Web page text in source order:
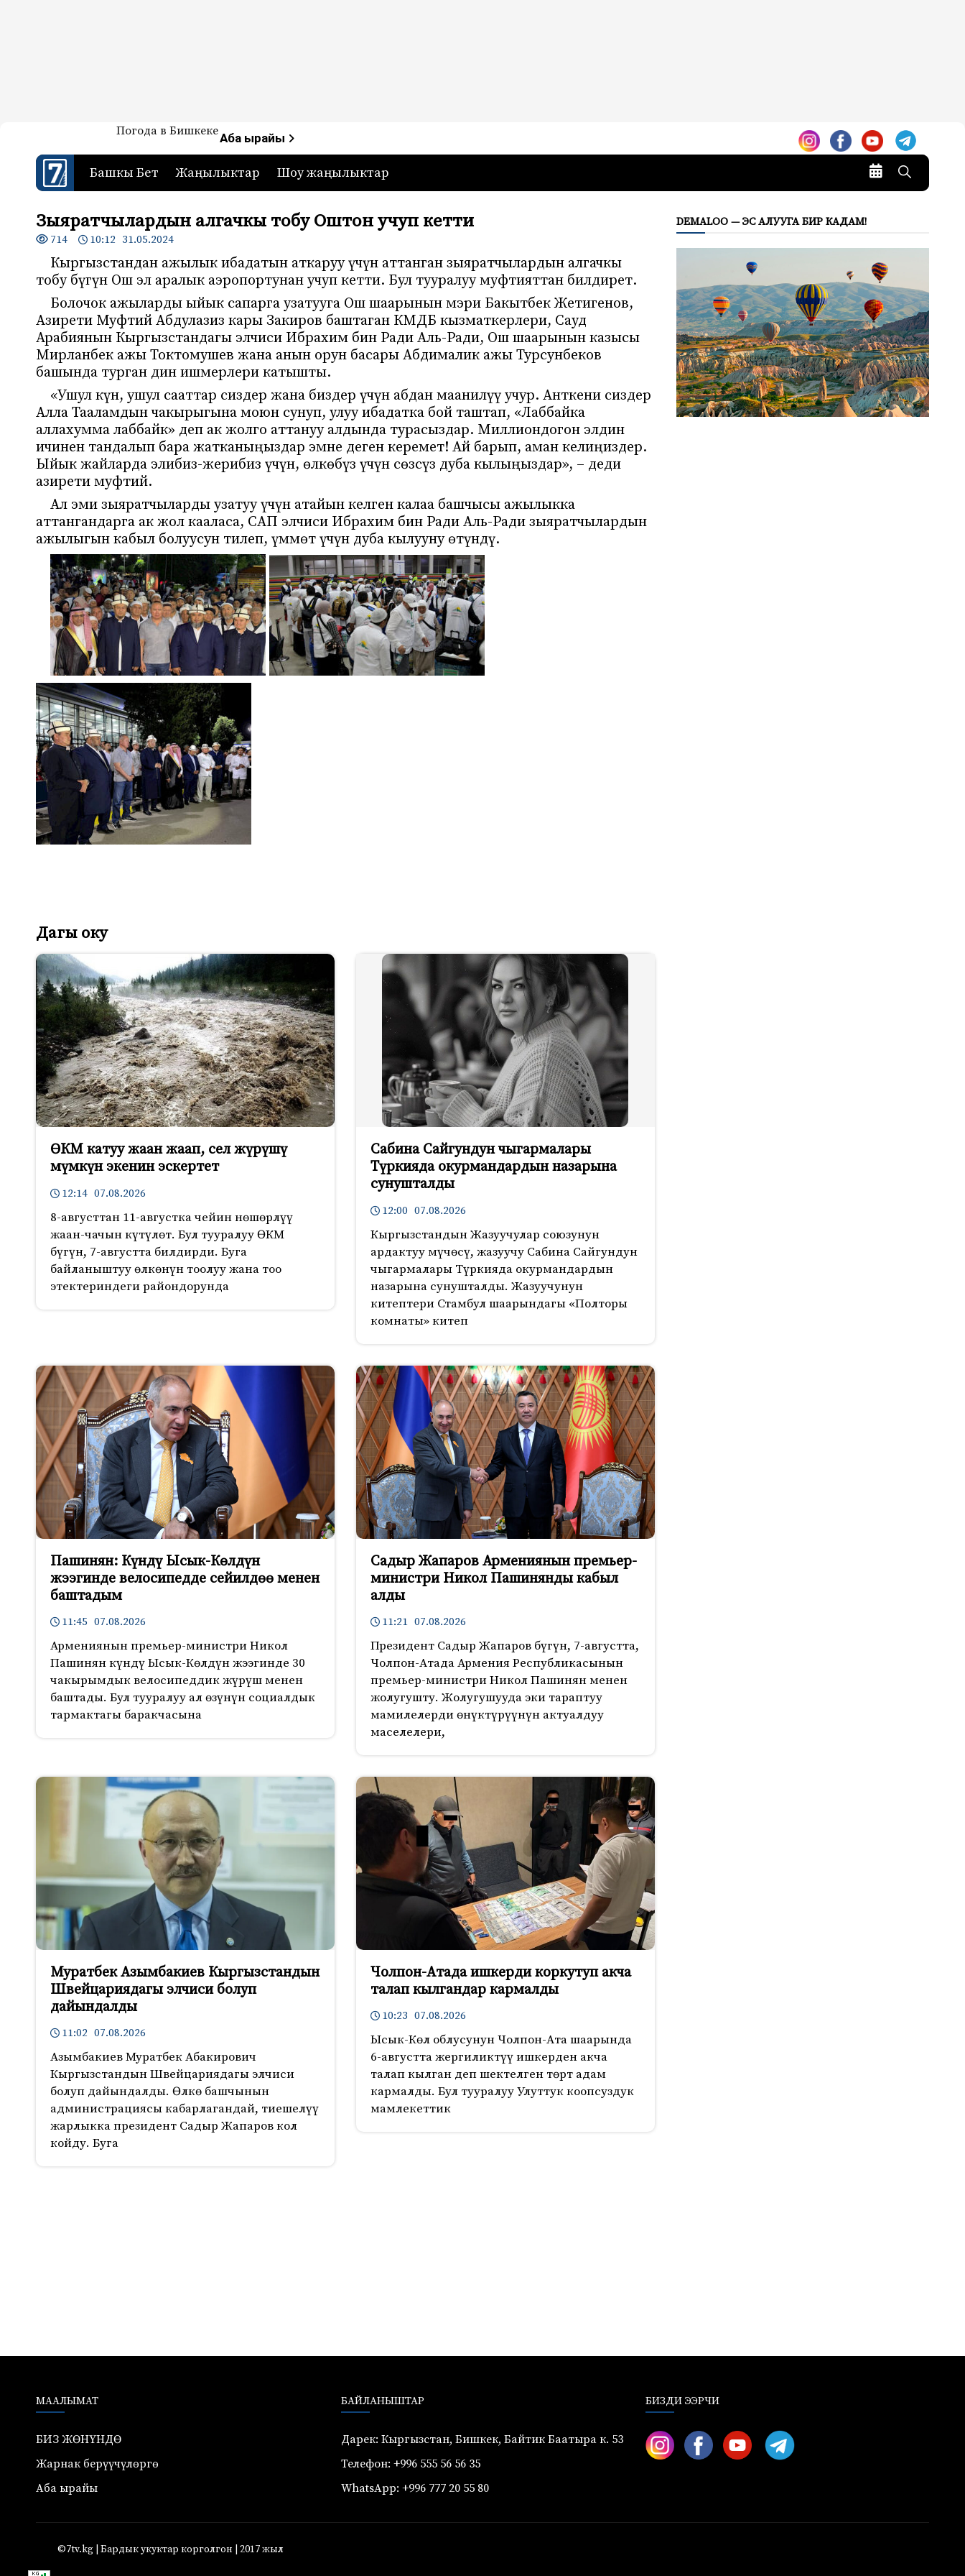
7-канал. Жаңылыктар — Кыргызстан
Жаңылыктар — Кыргызстан
Погода в БишкекеАба ырайы
Башкы Бет Жаңылыктар Шоу жаңылыктар
Зыяратчылардын алгачкы тобу Оштон учуп кетти
714 10:12 31.05.2024
Кыргызстандан ажылык ибадатын аткаруу үчүн аттанган зыяратчылардын алгачкы
тобу бүгүн Ош эл аралык аэропортунан учуп кетти. Бул тууралуу муфтияттан билдирет.
Болочок ажыларды ыйык сапарга узатууга Ош шаарынын мэри Бакытбек Жетигенов,
Азирети Муфтий Абдулазиз кары Закиров баштаган КМДБ кызматкерлери, Сауд
Арабиянын Кыргызстандагы элчиси Ибрахим бин Ради Аль-Ради, Ош шаарынын казысы
Мирланбек ажы Токтомушев жана анын орун басары Абдималик ажы Турсунбеков
башында турган дин ишмерлери катышты.
«Ушул күн, ушул сааттар сиздер жана биздер үчүн абдан маанилүү учур. Анткени сиздер
Алла Тааламдын чакырыгына моюн сунуп, улуу ибадатка бой таштап, «Лаббайка
аллахумма лаббайк» деп ак жолго аттануу алдында турасыздар. Миллиондогон элдин
ичинен тандалып бара жатканыңыздар эмне деген керемет! Ай барып, аман келиңиздер.
Ыйык жайларда элибиз-жерибиз үчүн, өлкөбүз үчүн сөзсүз дуба кылыңыздар», – деди
азирети муфтий.
Ал эми зыяратчыларды узатуу үчүн атайын келген калаа башчысы ажылыкка
аттангандарга ак жол кааласа, САП элчиси Ибрахим бин Ради Аль-Ради зыяратчылардын
ажылыгын кабыл болуусун тилеп, үммөт үчүн дуба кылууну өтүндү.
Дагы оку
ӨКМ катуу жаан жаап, сел жүрүшү
мүмкүн экенин эскертет
12:14 07.08.2026
8-августтан 11-августка чейин нөшөрлүү
жаан-чачын күтүлөт. Бул тууралуу ӨКМ
бүгүн, 7-августта билдирди. Буга
байланыштуу өлкөнүн тоолуу жана тоо
этектериндеги райондорунда
Сабина Сайгундун чыгармалары
Түркияда окурмандардын назарына
сунушталды
12:00 07.08.2026
Кыргызстандын Жазуучулар союзунун
ардактуу мүчөсү, жазуучу Сабина Сайгундун
чыгармалары Түркияда окурмандардын
назарына сунушталды. Жазуучунун
китептери Стамбул шаарындагы «Полторы
комнаты» китеп
Пашинян: Күндү Ысык-Көлдүн
жээгинде велосипедде сейилдөө менен
баштадым
11:45 07.08.2026
Армениянын премьер-министри Никол
Пашинян күндү Ысык-Көлдүн жээгинде 30
чакырымдык велосипеддик жүрүш менен
баштады. Бул тууралуу ал өзүнүн социалдык
тармактагы баракчасына
Садыр Жапаров Армениянын премьер-
министри Никол Пашинянды кабыл
алды
11:21 07.08.2026
Президент Садыр Жапаров бүгүн, 7-августта,
Чолпон-Атада Армения Республикасынын
премьер-министри Никол Пашинян менен
жолугушту. Жолугушууда эки тараптуу
мамилелерди өнүктүрүүнүн актуалдуу
маселелери,
Муратбек Азымбакиев Кыргызстандын
Швейцариядагы элчиси болуп
дайындалды
11:02 07.08.2026
Азымбакиев Муратбек Абакирович
Кыргызстандын Швейцариядагы элчиси
болуп дайындалды. Өлкө башчынын
администрациясы кабарлагандай, тиешелүү
жарлыкка президент Садыр Жапаров кол
койду. Буга
Чолпон-Атада ишкерди коркутуп акча
талап кылгандар кармалды
10:23 07.08.2026
Ысык-Көл облусунун Чолпон-Ата шаарында
6-августта жергиликтүү ишкерден акча
талап кылган деп шектелген төрт адам
кармалды. Бул тууралуу Улуттук коопсуздук
мамлекеттик
DEMALOO — ЭС АЛУУГА БИР КАДАМ!
МААЛЫМАТ
БИЗ ЖӨНҮНДӨ
Жарнак берүүчүлөргө
Аба ырайы
БАЙЛАНЫШТАР
Дарек: Кыргызстан, Бишкек, Байтик Баатыра к. 53
Телефон: +996 555 56 56 35
WhatsApp: +996 777 20 55 80
БИЗДИ ЭЭРЧИ
©7tv.kg | Бардык укуктар корголгон | 2017 жыл